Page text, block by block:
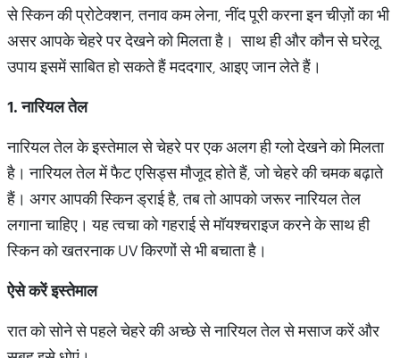
से स्किन की प्रोटेक्शन, तनाव कम लेना, नींद पूरी करना इन चीज़ों का भी
असर आपके चेहरे पर देखने को मिलता है। साथ ही और कौन से घरेलू
उपाय इसमें साबित हो सकते हैं मददगार, आइए जान लेते हैं।
1. नारियल तेल
नारियल तेल के इस्तेमाल से चेहरे पर एक अलग ही ग्लो देखने को मिलता
है। नारियल तेल में फैट एसिड्स मौजूद होते हैं, जो चेहरे की चमक बढ़ाते
हैं। अगर आपकी स्किन ड्राई है, तब तो आपको जरूर नारियल तेल
लगाना चाहिए। यह त्वचा को गहराई से मॉयश्चराइज करने के साथ ही
स्किन को खतरनाक UV किरणों से भी बचाता है।
ऐसेकरेंइस्तेमाल
रात को सोने से पहले चेहरे की अच्छे से नारियल तेल से मसाज करें और